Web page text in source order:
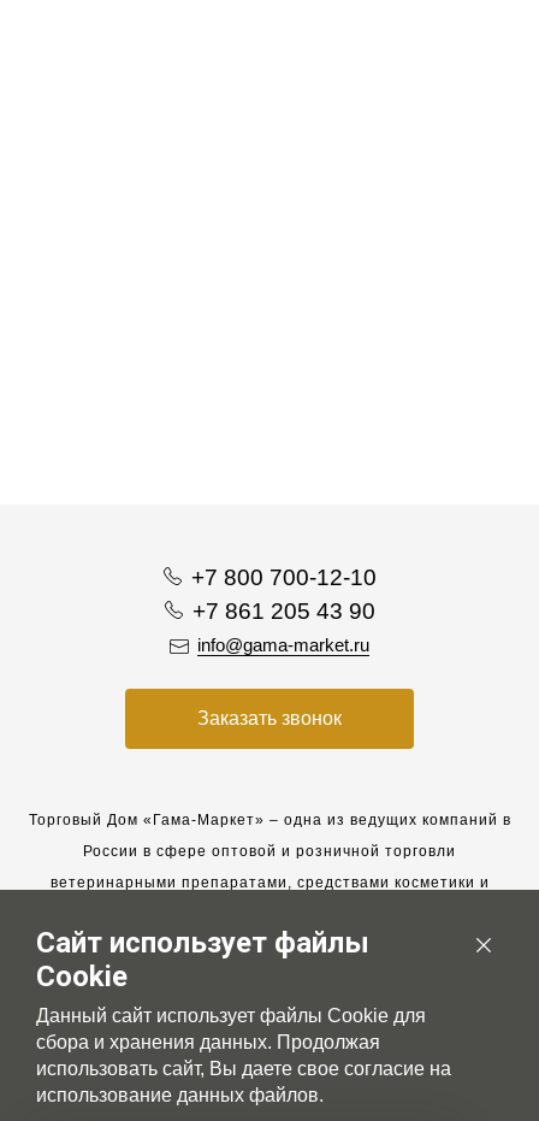
+7 800 700-12-10
+7 861 205 43 90
info@gama-market.ru
Заказать звонок
Торговый Дом «Гама-Маркет» – одна из ведущих компаний в
России в сфере оптовой и розничной торговли
ветеринарными препаратами, средствами косметики и
Мы работаем с 2005 года. Мы приглашаем к сотрудничеству
новых клиентов и всегда рассчитываем на взаимовыгодные,
долгосрочные партнерские отношения.
Сайт использует файлы
Cookie
Данный сайт использует файлы Cookie для
сбора и хранения данных. Продолжая
использовать сайт, Вы даете свое согласие на
использование данных файлов.